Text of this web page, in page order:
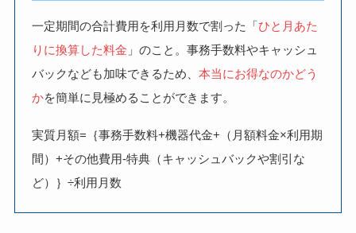
一定期間の合計費用を利用月数で割った「ひと月あた
りに換算した料金 」のこと。事務手数料やキャッシュ
バックなども加味できるため、本当にお得なのかどう
かを簡単に見極めることができます。
実質月額=｛事務手数料+機器代金+（月額料金×利用期
間）+その他費用-特典（キャッシュバックや割引な
ど）｝÷利用月数